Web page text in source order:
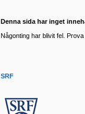
Denna sida har inget
Någonting har blivit fel.
SRF